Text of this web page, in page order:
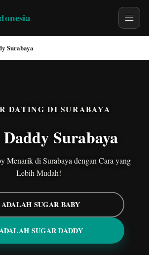
Surabaya
DATING DI SURABAYA
Surabaya
Menarik di Surabaya dengan Cara yang
Lebih Mudah!
ADALAH SUGAR BABY
SUGAR DADDY